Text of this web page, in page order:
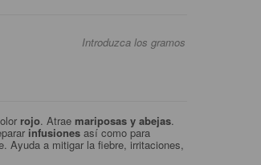
Introduzca los gramos
rojo. Atrae mariposas y abejas.
infusionesasí como para
Ayuda a mitigar la fiebre, irritaciones,